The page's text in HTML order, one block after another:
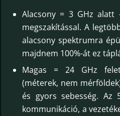
Alacsony = 3 GHz alatt
megszakítással. A
alacsony spektrumra
majdnem 100%-át ez
Magas = 24 GHz
(méterek, nem
és gyors sebesség. Az
kommunikáció, a